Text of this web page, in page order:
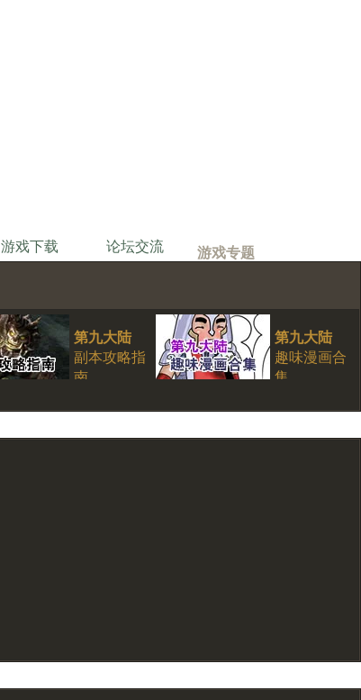
游戏下载 论坛交流 游戏专题
第九大陆
副本攻略指
南
第九大陆
趣味漫画合
集